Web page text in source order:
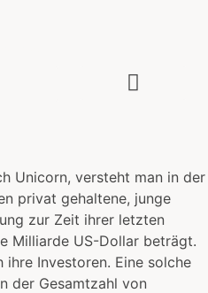
Unicorn, versteht man in der
privat gehaltene, junge
zur Zeit ihrer letzten
Milliarde US-Dollar beträgt.
Investoren. Eine solche
der Gesamtzahl von